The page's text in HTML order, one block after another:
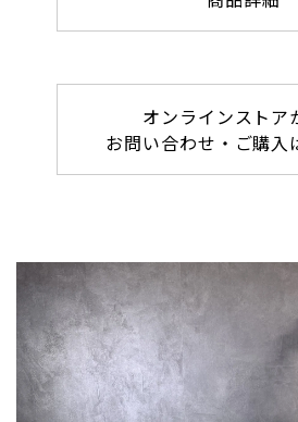
オンラインストア
お問い合わせ・ご購